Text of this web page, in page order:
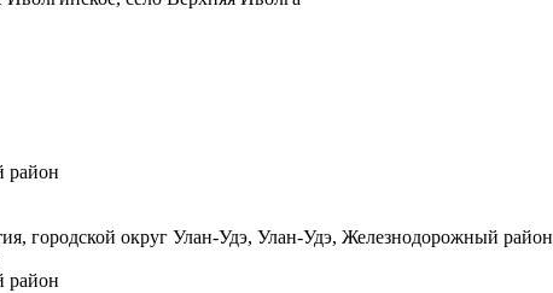
район
городской округ Улан-Удэ, Улан-Удэ, Железнодорожный район
район